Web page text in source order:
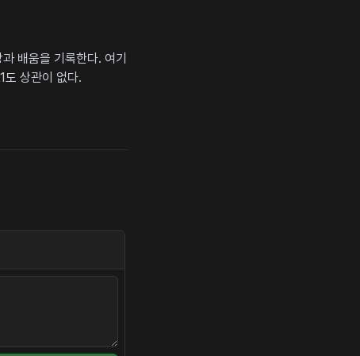
배움을 기록한다. 여기
도 상관이 없다.